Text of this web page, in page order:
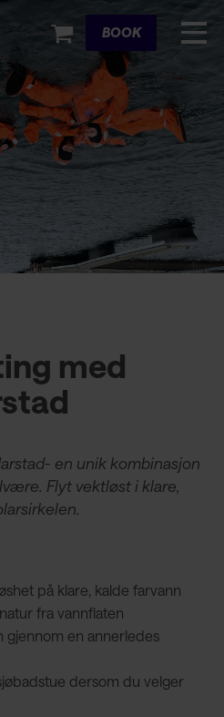
Cart
BOOK
med
en unik kombinasjon
Flyt vektløst i klare,
på klare, kalde farvann
fra vannflaten
gjennom en annerledes
dersom du velger